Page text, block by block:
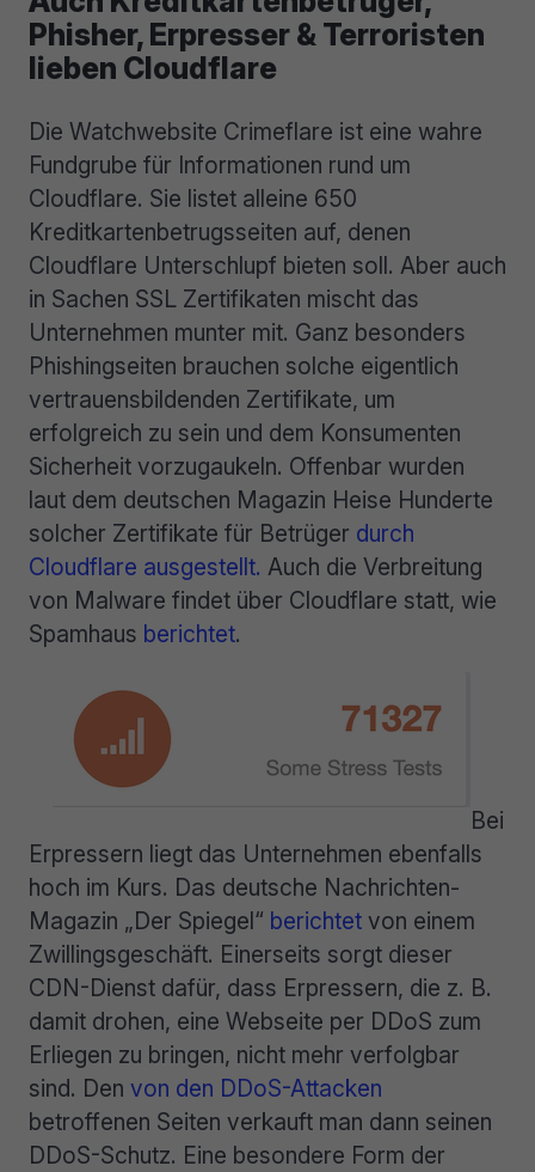
Phisher, Erpresser & Terroristen
lieben Cloudflare
Die Watchwebsite Crimeflare ist eine wahre
Fundgrube für Informationen rund um
Cloudflare. Sie listet alleine 650
Kreditkartenbetrugsseiten auf, denen
Cloudflare Unterschlupf bieten soll. Aber auch
in Sachen SSL Zertifikaten mischt das
Unternehmen munter mit. Ganz besonders
Phishingseiten brauchen solche eigentlich
vertrauensbildenden Zertifikate, um
erfolgreich zu sein und dem Konsumenten
Sicherheit vorzugaukeln. Offenbar wurden
laut dem deutschen Magazin Heise Hunderte
solcher Zertifikate für Betrüger durch
Cloudflare ausgestellt. Auch die Verbreitung
von Malware findet über Cloudflare statt, wie
Spamhaus berichtet.
Bei
Erpressern liegt das Unternehmen ebenfalls
hoch im Kurs. Das deutsche Nachrichten-
Magazin „Der Spiegel“ berichtet von einem
Zwillingsgeschäft. Einerseits sorgt dieser
CDN-Dienst dafür, dass Erpressern, die z. B.
damit drohen, eine Webseite per DDoS zum
Erliegen zu bringen, nicht mehr verfolgbar
sind. Den von den DDoS-Attacken
betroffenen Seiten verkauft man dann seinen
DDoS-Schutz. Eine besondere Form der